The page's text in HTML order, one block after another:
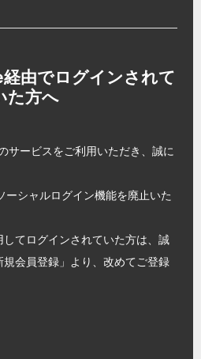
由でログインされて
た方へ
サービスをご利用いただき、誠に
シャルログイン機能を廃止いた
てログインされていた方は、誠
会員登録」より、改めてご登録